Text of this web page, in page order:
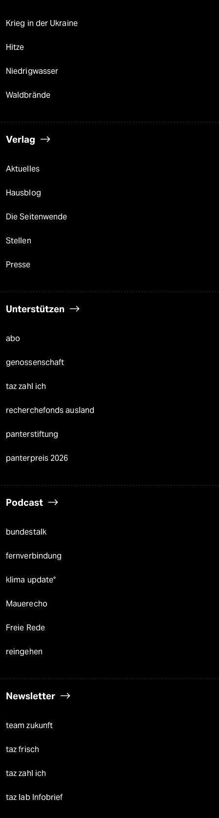
Krieg in der Ukraine
Hitze
Niedrigwasser
Waldbrände
Verlag
Aktuelles
Hausblog
Die Seitenwende
Stellen
Presse
Unterstützen
abo
genossenschaft
taz zahl ich
recherchefonds ausland
panterstiftung
panterpreis 2026
Podcast
bundestalk
fernverbindung
klima update°
Mauerecho
Freie Rede
reingehen
Newsletter
team zukunft
taz frisch
taz zahl ich
taz lab Infobrief